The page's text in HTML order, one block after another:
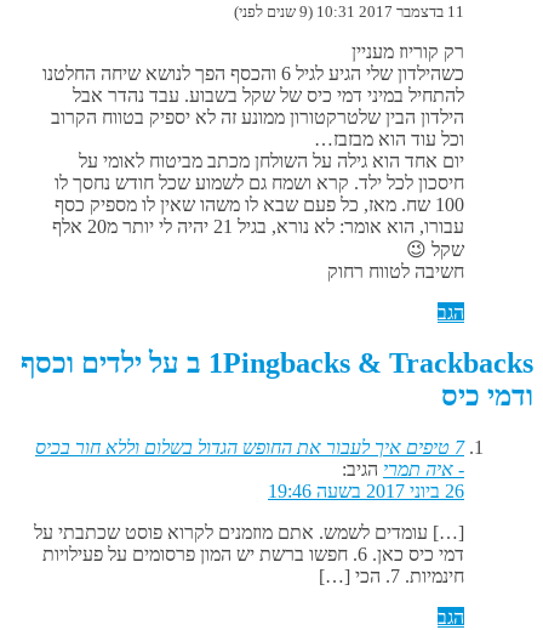
11 בדצמבר 2017 10:31 (9 שנים לפני)
רק קוריוז מעניין
כשהילדון שלי הגיע לגיל 6 והכסף הפך לנושא שיחה החלטנו
להתחיל במיני דמי כיס של שקל בשבוע. עבד נהדר אבל
הילדון הבין שלטרקטורון ממונע זה לא יספיק בטווח הקרוב
וכל עוד הוא מבזבז…
יום אחד הוא גילה על השולחן מכתב מביטוח לאומי על
חיסכון לכל ילד. קרא ושמח גם לשמוע שכל חודש נחסך לו
100 שח. מאז, כל פעם שבא לו משהו שאין לו מספיק כסף
עבורו, הוא אומר: לא נורא, בגיל 21 יהיה לי יותר מ20 אלף
שקל 😉
חשיבה לטווח רחוק
הגב
1Pingbacks & Trackbacks ב על ילדים וכסף
ודמי כיס
7 טיפים איך לעבור את החופש הגדול בשלום וללא חור בכיס
- איה תמרי הגיב:
26 ביוני 2017 בשעה 19:46
[…] עומדים לשמש. אתם מוזמנים לקרוא פוסט שכתבתי על
דמי כיס כאן. 6. חפשו ברשת יש המון פרסומים על פעילויות
חינמיות. 7. הכי […]
הגב